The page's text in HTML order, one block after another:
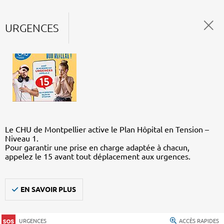
URGENCES
Le CHU de Montpellier active le Plan Hôpital en Tension –
Niveau 1.
Pour garantir une prise en charge adaptée à chacun,
appelez le 15 avant tout déplacement aux urgences.
EN SAVOIR PLUS
URGENCES ACCÈS RAPIDES